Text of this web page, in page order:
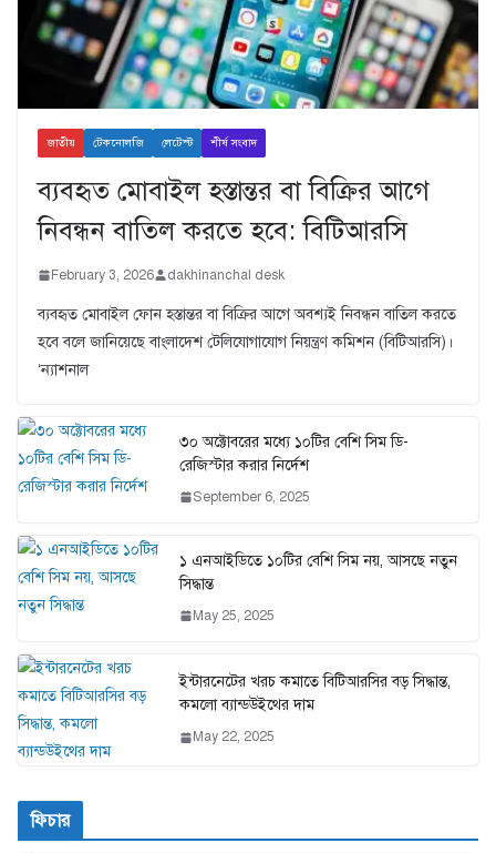
জাতীয় টেকনোলজি লেটেস্ট শীর্ষ সংবাদ
ব্যবহৃত মোবাইল হস্তান্তর বা বিক্রির আগে
নিবন্ধন বাতিল করতে হবে: বিটিআরসি
February 3, 2026 dakhinanchal desk
ব্যবহৃত মোবাইল ফোন হস্তান্তর বা বিক্রির আগে অবশ্যই নিবন্ধন বাতিল করতে
হবে বলে জানিয়েছে বাংলাদেশ টেলিযোগাযোগ নিয়ন্ত্রণ কমিশন (বিটিআরসি)।
‘ন্যাশনাল
৩০ অক্টোবরের মধ্যে ১০টির বেশি সিম ডি-
রেজিস্টার করার নির্দেশ
September 6, 2025
১ এনআইডিতে ১০টির বেশি সিম নয়, আসছে নতুন
সিদ্ধান্ত
May 25, 2025
ইন্টারনেটের খরচ কমাতে বিটিআরসির বড় সিদ্ধান্ত,
কমলো ব্যান্ডউইথের দাম
May 22, 2025
ফিচার